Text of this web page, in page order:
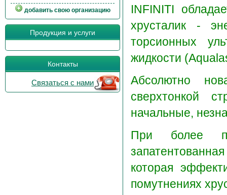
добавить свою организацию
Продукция и услуги
Контакты
Связаться с нами
INFINITI
хрусталик -
торсионных
жидкости
Абсолютно
сверхтонкой
начальные,
При более
которая
помутнениях